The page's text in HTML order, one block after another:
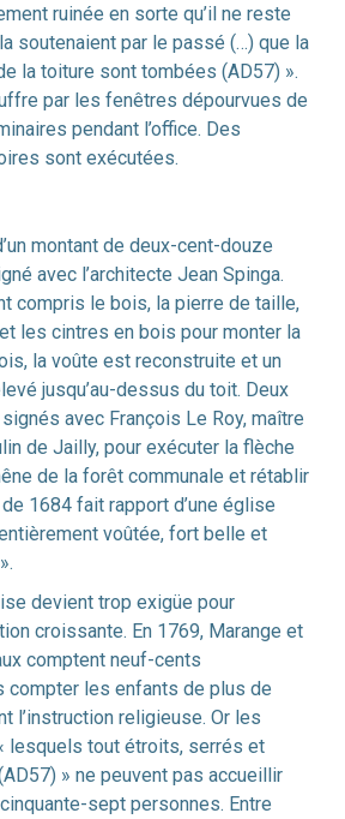
ruinée en sorte qu’il ne reste
soutenaient par le passé (…) que la
la toiture sont tombées (AD57) ».
par les fenêtres dépourvues de
pendant l’office. Des
sont exécutées.
montant de deux-cent-douze
avec l’architecte Jean Spinga.
compris le bois, la pierre de taille,
les cintres en bois pour monter la
la voûte est reconstruite et un
jusqu’au-dessus du toit. Deux
avec François Le Roy, maître
de Jailly, pour exécuter la flèche
de la forêt communale et rétablir
1684 fait rapport d’une église
voûtée, fort belle et
devient trop exigüe pour
croissante. En 1769, Marange et
comptent neuf-cents
compter les enfants de plus de
l’instruction religieuse. Or les
lesquels tout étroits, serrés et
» ne peuvent pas accueillir
sept personnes. Entre